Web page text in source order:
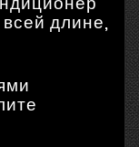
длине,